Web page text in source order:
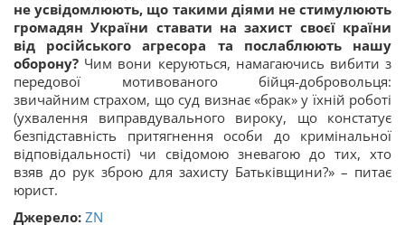
не усвідомлюють, що такими діями не стимулюють
громадян України ставати на захист своєї країни
від російського агресора та послаблюють нашу
оборону? Чим вони керуються, намагаючись вибити з
передової мотивованого бійця-добровольця:
звичайним страхом, що суд визнає «брак» у їхній роботі
(ухвалення виправдувального вироку, що констатує
безпідставність притягнення особи до кримінальної
відповідальності) чи свідомою зневагою до тих, хто
взяв до рук зброю для захисту Батьківщини?» – питає
юрист.
Джерело: ZN